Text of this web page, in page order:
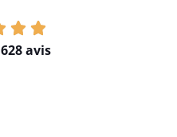
628 avis